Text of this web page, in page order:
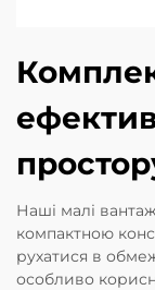
Наші малі
компактною
рухатися в
особливо